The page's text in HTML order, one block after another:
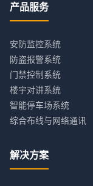
产品服务
安防监控系统
防盗报警系统
门禁控制系统
楼宇对讲系统
智能停车场系统
综合布线与网络通讯
解决方案